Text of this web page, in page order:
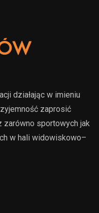
działając w imieniu
zaprosić
zarówno sportowych jak
w hali widowiskowo–